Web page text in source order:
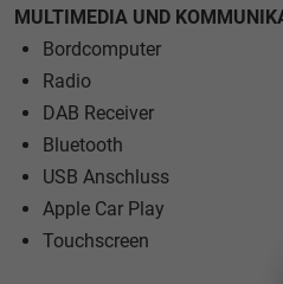
MULTIMEDIA UND
Bordcomputer
Radio
DAB Receiver
Bluetooth
USB Anschluss
Apple Car Play
Touchscreen